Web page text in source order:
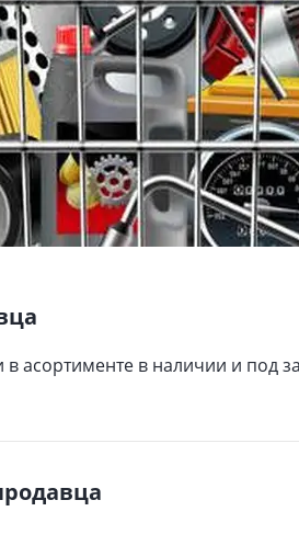
в асортименте в наличии и под